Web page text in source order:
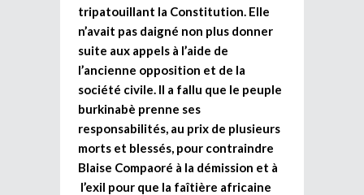
tripatouillant la Constitution. Elle
n’avait pas daigné non plus donner
suite aux appels à l’aide de
l’ancienne opposition et de la
société civile. Il a fallu que le peuple
burkinabè prenne ses
responsabilités, au prix de plusieurs
morts et blessés, pour contraindre
Blaise Compaoré à la démission et à
l’exil pour que la faîtière africaine